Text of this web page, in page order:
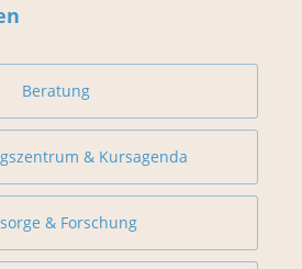
Beratung
& Kursagenda
& Forschung